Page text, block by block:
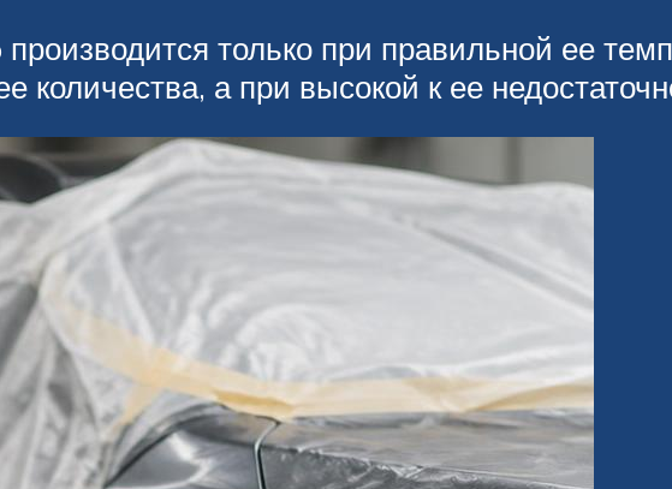
только при правильной ее
количества, а при высокой к ее